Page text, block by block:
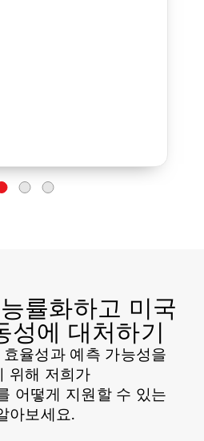
률화하고 미국
성에 대처하기
율성과 예측 가능성을
위해 저희가
어떻게 지원할 수 있는
아보세요.